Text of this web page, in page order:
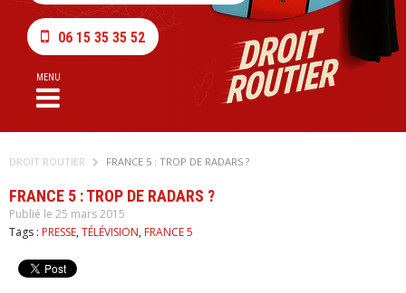
06 15 35 35 52
MENU
DROIT ROUTIER FRANCE 5 : TROP DE RADARS ?
FRANCE 5 : TROP DE RADARS ?
Publié le 25 mars 2015
Tags : PRESSE, TÉLÉVISION, FRANCE 5